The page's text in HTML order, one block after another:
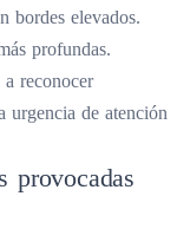
bordes elevados.
profundas.
a reconocer
urgencia de atención
provocadas